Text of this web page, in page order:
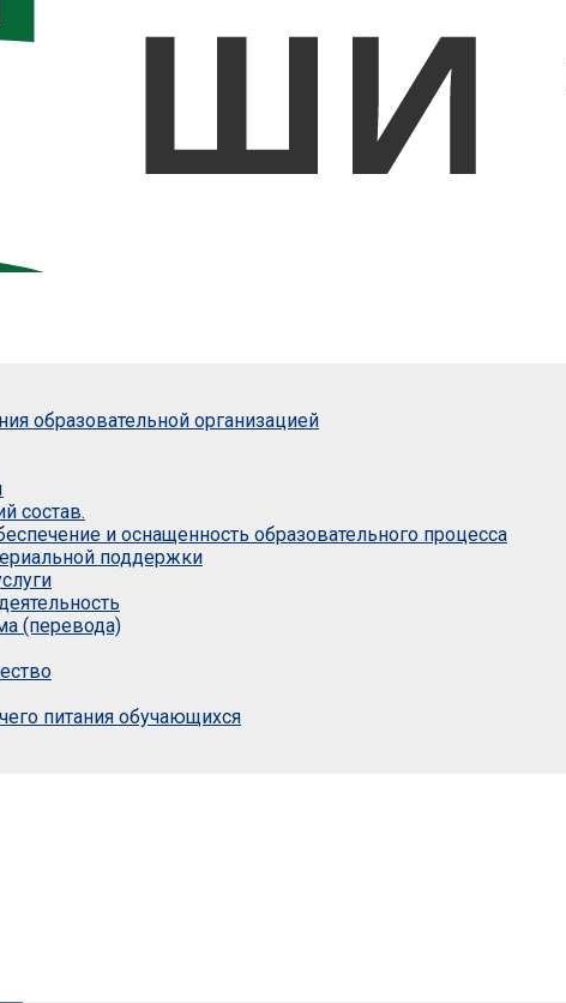
образовательной организацией
состав.
и оснащенность образовательного процесса
поддержки
(перевода)
питания обучающихся